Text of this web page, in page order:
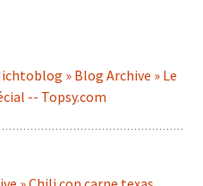
» Blog Archive » Le
-- Topsy.com